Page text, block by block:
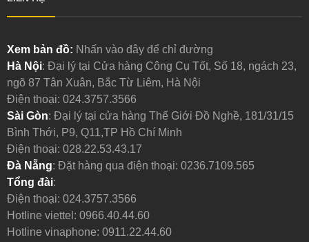
Xem bản đồ: Nhấn vào đây để chỉ đường
Hà Nội: Đại lý tại Cửa hàng Công Cụ Tốt, Số 18, ngách 23,
ngõ 87 Tân Xuân, Bắc Từ Liêm, Hà Nội
Điện thoại: 024.3757.3566
Sài Gòn: Đại lý tại cửa hàng Thế Giới Đồ Nghề, 181/31/15
Bình Thới, P9, Q11,TP Hồ Chí Minh
Điện thoại: 028.22.53.43.17
Đà Nẵng: Đặt hàng qua điện thoại: 0236.7109.565
Tổng đài:
Điện thoại: 024.3757.3566
Hotline viettel: 0966.40.44.60
Hotline vinaphone: 0911.22.44.60